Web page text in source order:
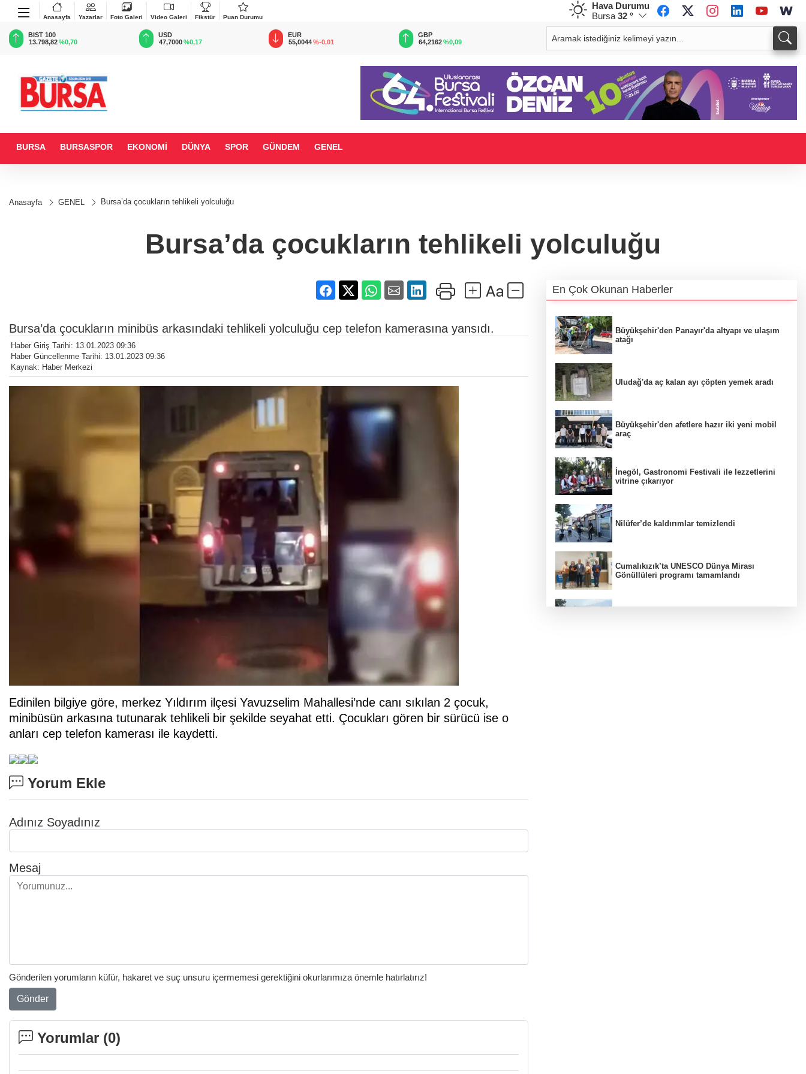
Anasayfa Yazarlar Foto Galeri Video Galeri Fikstür Puan Durumu
Hava Durumu
Bursa 32 °
BIST 100
13.798,82%0,70
USD
47,7000 %0,17
EUR
55,0044%-0,01
GBP
64,2162 %0,09
CHF
58,7283%0,28
34,0107
BURSA BURSASPOR EKONOMİ DÜNYA SPOR GÜNDEM GENEL
Anasayfa GENEL Bursa’da çocukların tehlikeli yolculuğu
Bursa’da çocukların tehlikeli yolculuğu
Bursa’da çocukların minibüs arkasındaki tehlikeli yolculuğu cep telefon kamerasına yansıdı.
Haber Giriş Tarihi: 13.01.2023 09:36
Haber Güncellenme Tarihi: 13.01.2023 09:36
Kaynak: Haber Merkezi
Edinilen bilgiye göre, merkez Yıldırım ilçesi Yavuzselim Mahallesi’nde canı sıkılan 2 çocuk,
minibüsün arkasına tutunarak tehlikeli bir şekilde seyahat etti. Çocukları gören bir sürücü ise o
anları cep telefon kamerası ile kaydetti.
Yorum Ekle
Adınız Soyadınız
Mesaj
Gönderilen yorumların küfür, hakaret ve suç unsuru içermemesi gerektiğini okurlarımıza önemle hatırlatırız!
Gönder
Yorumlar (0)
En Çok Okunan Haberler
Büyükşehir'den Panayır'da altyapı ve ulaşım
atağı
Uludağ'da aç kalan ayı çöpten yemek aradı
Büyükşehir'den afetlere hazır iki yeni mobil
araç
İnegöl, Gastronomi Festivali ile lezzetlerini
vitrine çıkarıyor
Nilüfer’de kaldırımlar temizlendi
Cumalıkızık’ta UNESCO Dünya Mirası
Gönüllüleri programı tamamlandı